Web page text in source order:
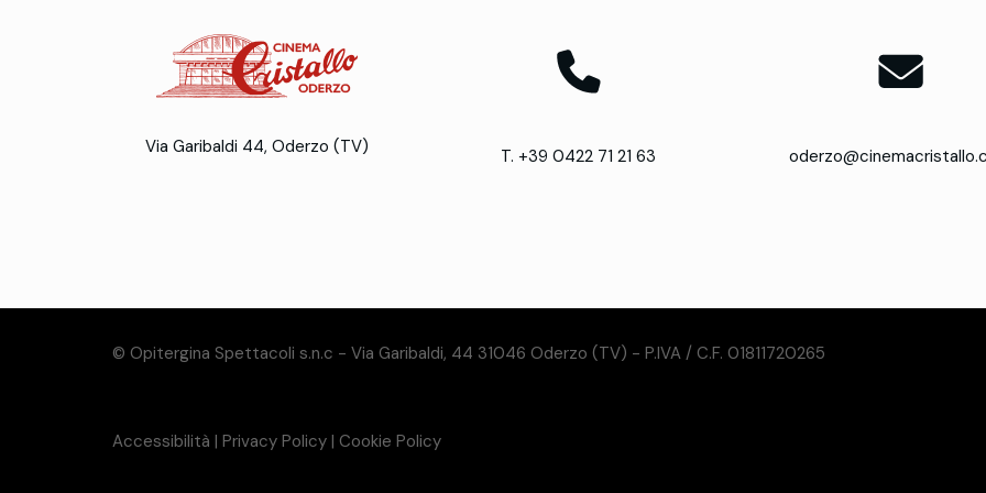
Via Garibaldi 44, Oderzo (TV) T. +39 0422 71 21 63
© Opitergina Spettacoli s.n.c - Via Garibaldi, 44 31046 Oderzo (TV) - P.IVA / C.F. 01811720265
Accessibilità | Privacy Policy | Cookie Policy